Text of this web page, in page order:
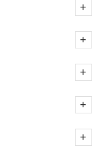
+
+
+
+
+